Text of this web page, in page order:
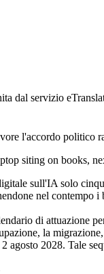
dal servizio
l'accordo
sull'IA solo
nel contempo
di attuazione
la
agosto 2028. Tale